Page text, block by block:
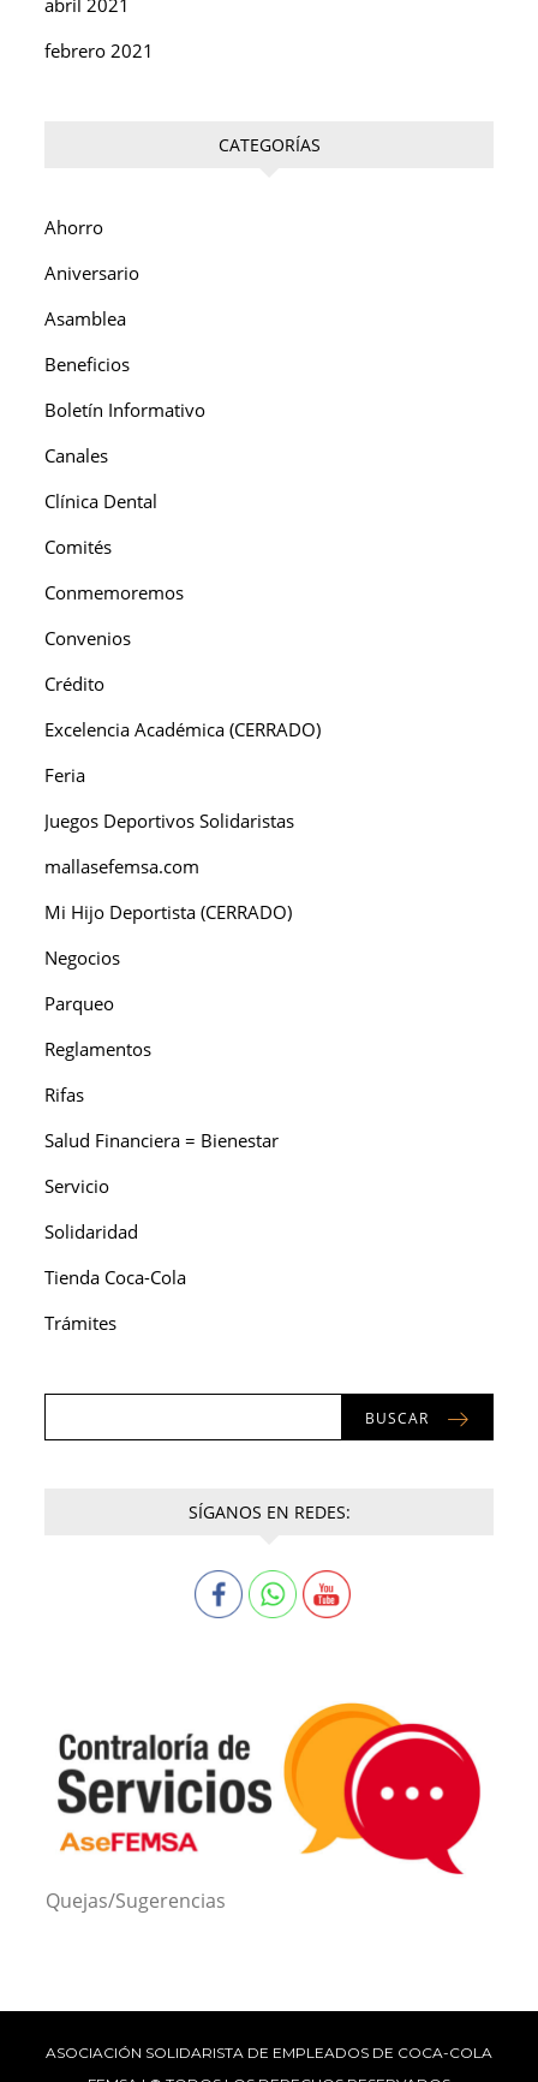
abril 2021
febrero 2021
CATEGORÍAS
Ahorro
Aniversario
Asamblea
Beneficios
Boletín Informativo
Canales
Clínica Dental
Comités
Conmemoremos
Convenios
Crédito
Excelencia Académica (CERRADO)
Feria
Juegos Deportivos Solidaristas
mallasefemsa.com
Mi Hijo Deportista (CERRADO)
Negocios
Parqueo
Reglamentos
Rifas
Salud Financiera = Bienestar
Servicio
Solidaridad
Tienda Coca-Cola
Trámites
BUSCAR
SÍGANOS EN REDES:
Quejas/Sugerencias
ASOCIACIÓN SOLIDARISTA DE EMPLEADOS DE COCA-COLA